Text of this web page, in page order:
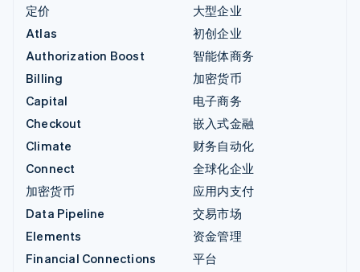
定价
Atlas
Authorization Boost
Billing
Capital
Checkout
Climate
Connect
加密货币
Data Pipeline
Elements
Financial Connections
大型企业
初创企业
智能体商务
加密货币
电子商务
嵌入式金融
财务自动化
全球化企业
应用内支付
交易市场
资金管理
平台